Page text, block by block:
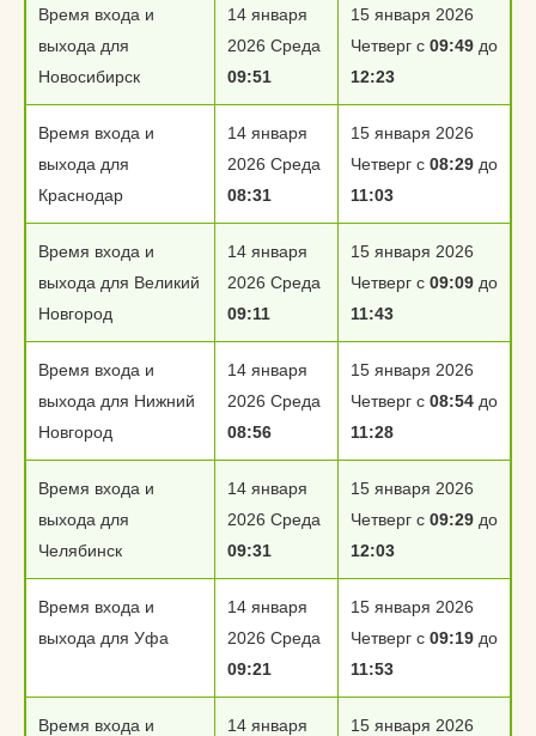
Время входа и
выхода для
Новосибирск
14 января
2026 Среда
09:51
15 января 2026
Четверг с 09:49 до
12:23
Время входа и
выхода для
Краснодар
14 января
2026 Среда
08:31
15 января 2026
Четверг с 08:29 до
11:03
Время входа и
выхода для Великий
Новгород
14 января
2026 Среда
09:11
15 января 2026
Четверг с 09:09 до
11:43
Время входа и
выхода для Нижний
Новгород
14 января
2026 Среда
08:56
15 января 2026
Четверг с 08:54 до
11:28
Время входа и
выхода для
Челябинск
14 января
2026 Среда
09:31
15 января 2026
Четверг с 09:29 до
12:03
Время входа и
выхода для Уфа
14 января
2026 Среда
09:21
15 января 2026
Четверг с 09:19 до
11:53
Время входа и
14 января
15 января 2026